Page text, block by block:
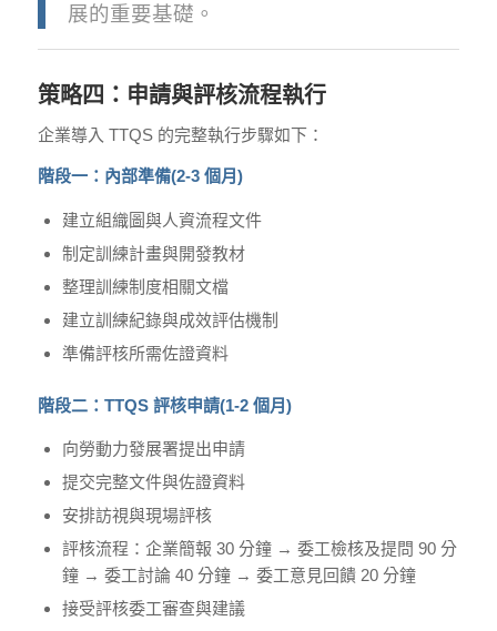
展的重要基礎。
策略四：申請與評核流程執行
企業導入 TTQS 的完整執行步驟如下：
階段一：內部準備(2-3 個月)
建立組織圖與人資流程文件
制定訓練計畫與開發教材
整理訓練制度相關文檔
建立訓練紀錄與成效評估機制
準備評核所需佐證資料
階段二：TTQS 評核申請(1-2 個月)
向勞動力發展署提出申請
提交完整文件與佐證資料
安排訪視與現場評核
評核流程：企業簡報 30 分鐘 → 委工檢核及提問 90 分
鐘 → 委工討論 40 分鐘 → 委工意見回饋 20 分鐘
接受評核委工審查與建議